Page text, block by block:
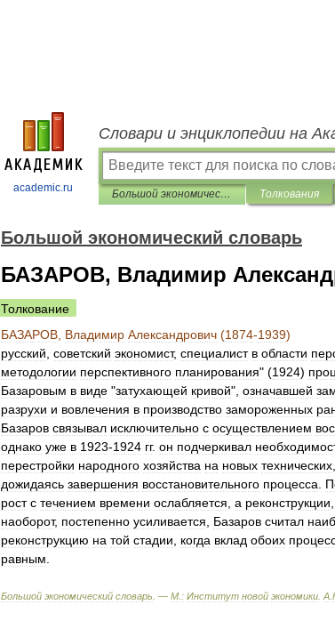
academic.ru
Словари и энциклопедии на
Большой экономический словарь Толкования
Большой экономический словарь
БАЗАРОВ, Владимир
Толкование
БАЗАРОВ Владимир Александрович (1874-1939)
русский советский экономист, специалист в области
методологии перспективного планирования" (1924)
Базаровым в виде "затухающей кривой", означавшей
разрухи и вовлечения в производство замороженных
Базаров связывал исключительно с осуществлением
однако уже в 1923-1924 гг. он подчеркивал
перестройки народного хозяйства на новых технических
дожидаясь завершения восстановительного процесса
рост с течением времени ослабляется а реконструкции
наоборот, постепенно усиливается Базаров считал
реконструкцию на той стадии когда вклад обоих
равным
Большой экономический словарь . — М : Институт новой экономики А